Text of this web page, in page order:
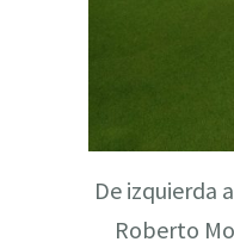
De izquierda
Roberto